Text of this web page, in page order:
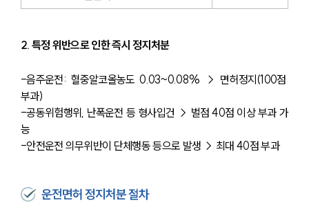
2. 특정 위반으로 인한 즉시 정지처분
-음주운전: 혈중알코올농도 0.03~0.08% → 면허정지(100점
부과)
-공동위험행위, 난폭운전 등 형사입건 → 벌점 40점 이상 부과 가
능
-안전운전 의무위반이 단체행동 등으로 발생 → 최대 40점 부과
운전면허 정지처분 절차